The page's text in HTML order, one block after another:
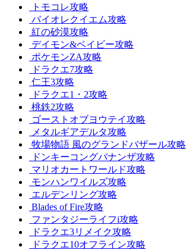
トモコレ攻略
バイオレクイエム攻略
紅の砂漠攻略
デイモン&ベイビー攻略
ポケモンZA攻略
ドラクエ7攻略
仁王3攻略
ドラクエ1・2攻略
桃鉄2攻略
ゴーストオブヨウテイ攻略
メタルギアデルタ攻略
牧場物語 風のグランドバザール攻略
ドンキーコングバナンザ攻略
マリオカートワールド攻略
モンハンワイルズ攻略
エルデンリング攻略
Blades of Fire攻略
ファンタジーライフi攻略
ドラクエ3リメイク攻略
ドラクエ10オフライン攻略